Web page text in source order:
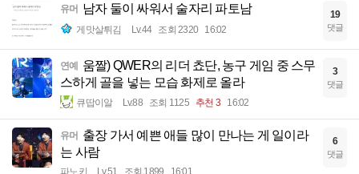
유머 남자 둘이 싸워서 술자리 파토남
게맛살튀김 Lv.44 조회 2320 16:02
19
댓글
연예 움짤) QWER의 리더 쵸단, 농구 게임 중 스무
스하게 골을 넣는 모습 화제로 올라
큐땁이알 Lv.88 조회 1125 추천 3 16:02
3
댓글
유머 출장 가서 예쁜 애들 많이 만나는 게 일이라
는 사람
파노키 Lv.51 조회 1899 16:01
6
댓글